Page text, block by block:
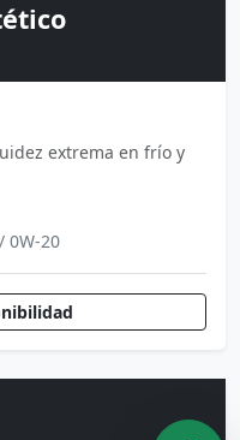
extrema en frío y
0W-20